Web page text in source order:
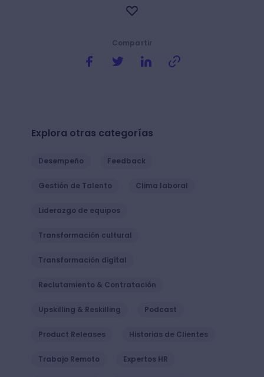
Compartir
Explora otras categorías
Desempeño Feedback
Gestión de Talento Clima laboral
Liderazgo de equipos
Transformación cultural
Transformación digital
Reclutamiento & Contratación
Upskilling & Reskilling Podcast
Product Releases Historias de Clientes
Trabajo Remoto Expertos HR